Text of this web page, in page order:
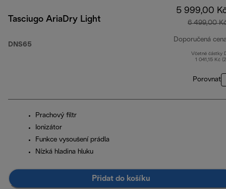
Tasciugo AriaDry Light
DNS65
5 999,00
6 499,00
Doporučená
Včetně částky
1 041,15 Kč
Porovnat
Prachový filtr
Ionizátor
Funkce vysoušení prádla
Nízká hladina hluku
Přidat do košíku